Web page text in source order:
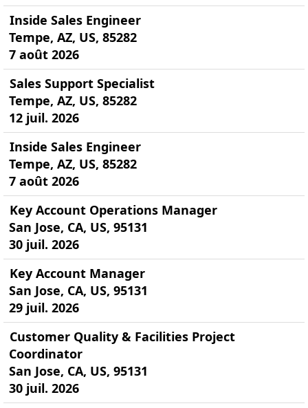
Inside Sales Engineer
Tempe, AZ, US, 85282
7 août 2026
Sales Support Specialist
Tempe, AZ, US, 85282
12 juil. 2026
Inside Sales Engineer
Tempe, AZ, US, 85282
7 août 2026
Key Account Operations Manager
San Jose, CA, US, 95131
30 juil. 2026
Key Account Manager
San Jose, CA, US, 95131
29 juil. 2026
Customer Quality & Facilities Project
Coordinator
San Jose, CA, US, 95131
30 juil. 2026